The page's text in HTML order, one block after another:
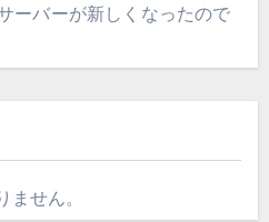
ーバーが新しくなったので
せん。